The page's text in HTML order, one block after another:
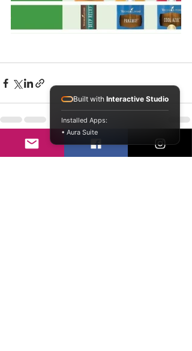
Entradas recientes Ver todo
Built with Interactive Studio
Installed Apps:
• Aura Suite